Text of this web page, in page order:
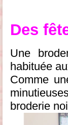
Des
Une
habituée
Comme
broderie